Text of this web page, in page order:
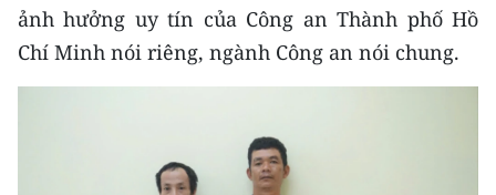
Media Văn hóa
ảnh hưởng uy tín của Công an Thành phố Hồ
Chí Minh nói riêng, ngành Công an nói chung.